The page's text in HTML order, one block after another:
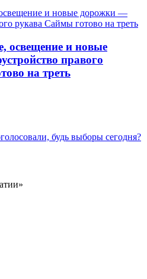
освещение и новые
правого
на треть
будь выборы сегодня?